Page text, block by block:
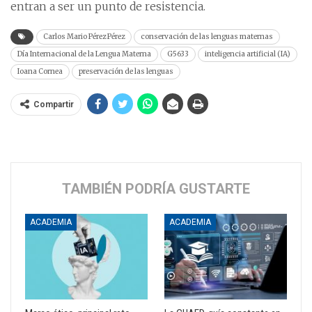
entran a ser un punto de resistencia.
Carlos Mario Pérez Pérez
conservación de las lenguas maternas
Día Internacional de la Lengua Materna
G5633
inteligencia artificial (IA)
Ioana Cornea
preservación de las lenguas
Compartir
TAMBIÉN PODRÍA GUSTARTE
ACADEMIA ACADEMIA